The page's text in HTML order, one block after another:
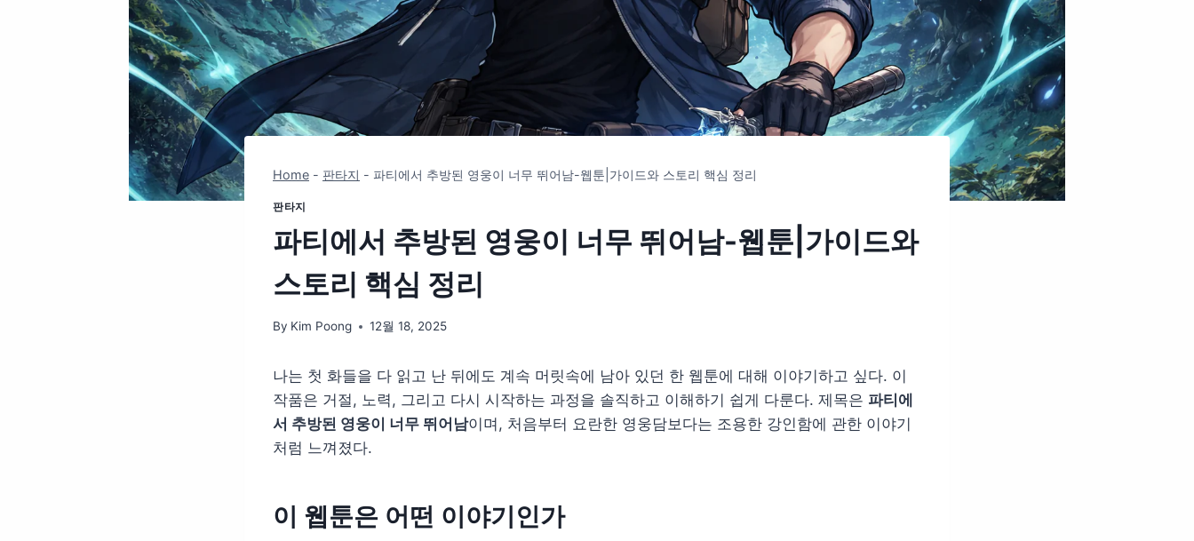
Home - 판타지 - 파티에서 추방된 영웅이 너무 뛰어남-웹툰|가이드와 스토리 핵심 정리
판타지
파티에서 추방된 영웅이 너무 뛰어남-웹툰|가이드와
스토리 핵심 정리
By Kim Poong 12월 18, 2025
나는 첫 화들을 다 읽고 난 뒤에도 계속 머릿속에 남아 있던 한 웹툰에 대해 이야기하고 싶다. 이
작품은 거절, 노력, 그리고 다시 시작하는 과정을 솔직하고 이해하기 쉽게 다룬다. 제목은 파티에
서 추방된 영웅이 너무 뛰어남이며, 처음부터 요란한 영웅담보다는 조용한 강인함에 관한 이야기
처럼 느껴졌다.
이 웹툰은 어떤 이야기인가